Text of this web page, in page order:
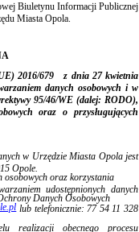
Biuletynu Informacji Publicznej
Miasta Opola.
2016/679 z dnia 27 kwietnia
danych osobowych i w
95/46/WE (dalej: RODO),
oraz o przysługujących
w Urzędzie Miasta Opola jest
Opole.
osobowych oraz korzystania
udostępnionych danych
Danych Osobowych
lub telefonicznie: 77 54 11 328
realizacji obecnego procesu